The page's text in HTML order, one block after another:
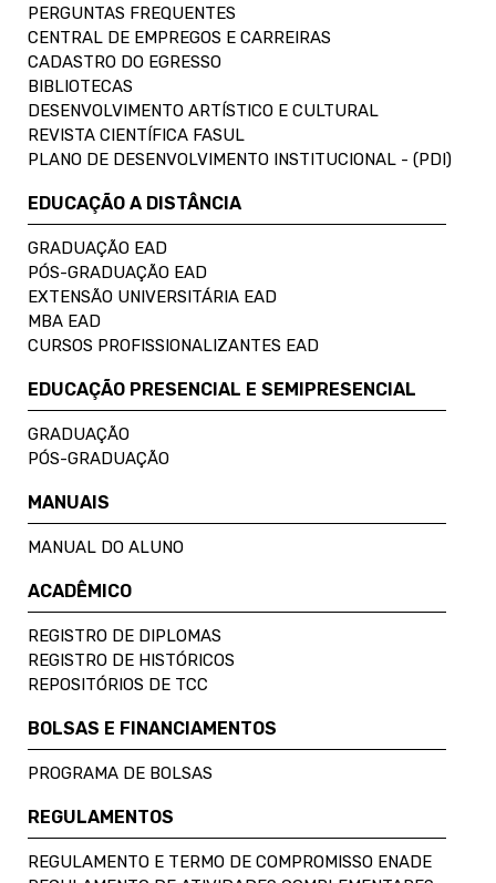
PERGUNTAS FREQUENTES
CENTRAL DE EMPREGOS E CARREIRAS
CADASTRO DO EGRESSO
BIBLIOTECAS
DESENVOLVIMENTO ARTÍSTICO E CULTURAL
REVISTA CIENTÍFICA FASUL
PLANO DE DESENVOLVIMENTO INSTITUCIONAL - (PDI)
EDUCAÇÃO A DISTÂNCIA
GRADUAÇÃO EAD
PÓS-GRADUAÇÃO EAD
EXTENSÃO UNIVERSITÁRIA EAD
MBA EAD
CURSOS PROFISSIONALIZANTES EAD
EDUCAÇÃO PRESENCIAL E SEMIPRESENCIAL
GRADUAÇÃO
PÓS-GRADUAÇÃO
MANUAIS
MANUAL DO ALUNO
ACADÊMICO
REGISTRO DE DIPLOMAS
REGISTRO DE HISTÓRICOS
REPOSITÓRIOS DE TCC
BOLSAS E FINANCIAMENTOS
PROGRAMA DE BOLSAS
REGULAMENTOS
REGULAMENTO E TERMO DE COMPROMISSO ENADE